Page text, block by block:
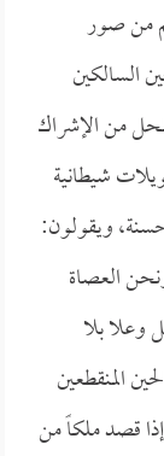
من صور
السالكين
من الإشراك
شيطانية
ويقولون:
العصاة
وعلا بلا
المنقطعين
قصد ملكاً من